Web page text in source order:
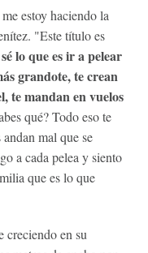
estoy haciendo la
"Este título es
lo que es ir a pelear
grandote, te crean
te mandan en vuelos
qué? Todo eso te
mal que se
a cada pelea y siento
que es lo que
creciendo en su